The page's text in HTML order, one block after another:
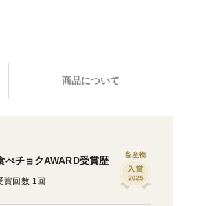
商品について
べチョクAWARD受賞歴
賞回数 1回
畜産物